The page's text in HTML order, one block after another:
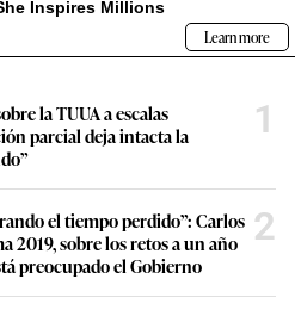
la TUUA a escalas
parcial deja intacta la
1
el tiempo perdido”: Carlos
2019, sobre los retos a un año
preocupado el Gobierno
2